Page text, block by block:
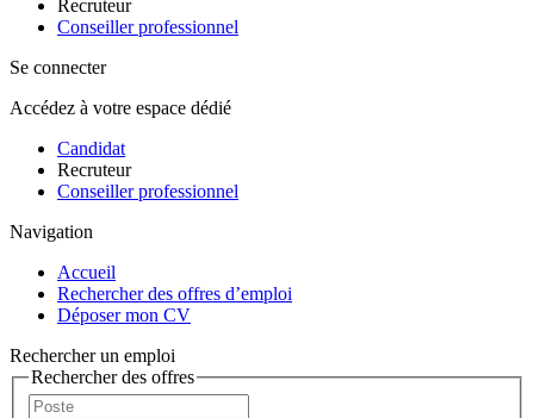
Recruteur
Conseiller professionnel
Se connecter
Accédez à votre espace dédié
Candidat
Recruteur
Conseiller professionnel
Navigation
Accueil
Rechercher des offres d’emploi
Déposer mon CV
Rechercher un emploi
Rechercher des offres